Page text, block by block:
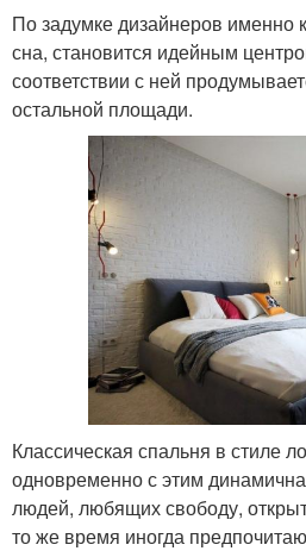
По задумке дизайнеров именно
сна, становится идейным
соответствии с ней
остальной площади.
Классическая спальня в стиле
одновременно с этим
людей, любящих свободу,
то же время иногда